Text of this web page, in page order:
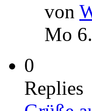
von
Mo
0
Replies